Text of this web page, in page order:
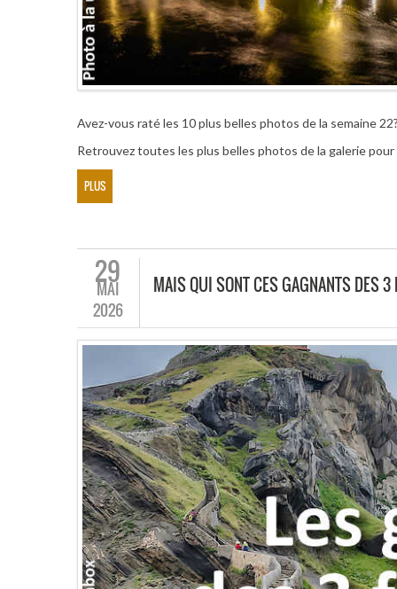
Avez-vous raté les 10 plus belles photos de la semaine
Retrouvez toutes les plus belles photos de la galerie
PLUS
29
MAI
2026
MAIS QUI SONT CES GAGNANTS DES 3